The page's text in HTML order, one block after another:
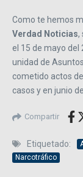
Como te hemos
Verdad Noticias,
el 15 de mayo del
unidad de
cometido actos
casos y en junio
Compartir
Etiquetado:
Narcotráfico